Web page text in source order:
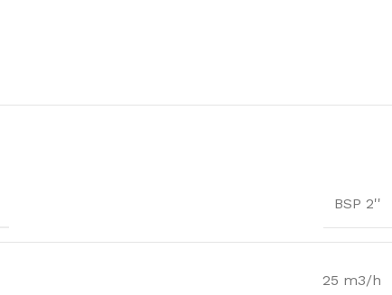
BSP 2''
25 m3/h